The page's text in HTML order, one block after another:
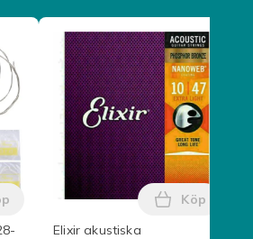
för Musikens Mästerverk
till Gitarrsträngar Nylon .028-043
Elixir akustiska
Lägg till
Köp